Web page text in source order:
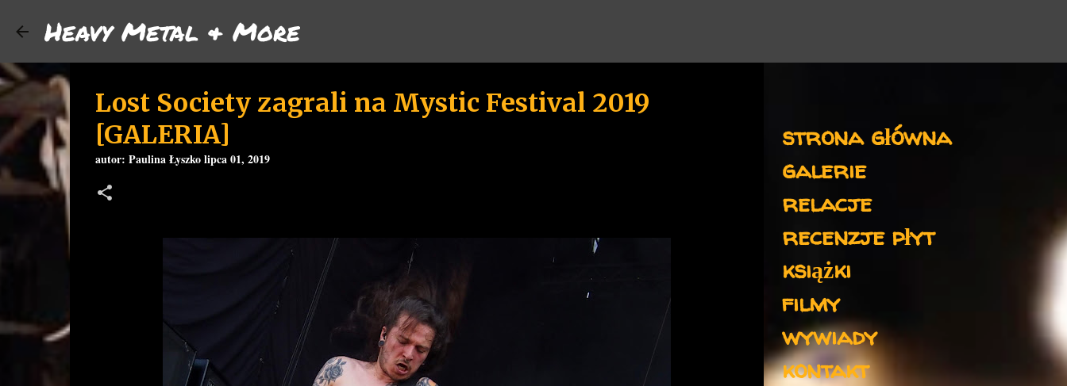
Heavy Metal & More
Lost Society zagrali na Mystic Festival 2019
[GALERIA]
autor: Paulina Łyszko lipca 01, 2019
strona główna
galerie
relacje
recenzje płyt
książki
filmy
wywiady
kontakt